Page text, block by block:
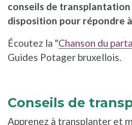
conseils de
disposition pour répondre
Écoutez la "Chanson du
Guides Potager bruxellois.
Conseils de
Apprenez à transplanter et